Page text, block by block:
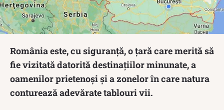
România este, cu siguranță, o țară care merită să
fie vizitată datorită destinațiilor minunate, a
oamenilor prietenoși și a zonelor în care natura
conturează adevărate tablouri vii.